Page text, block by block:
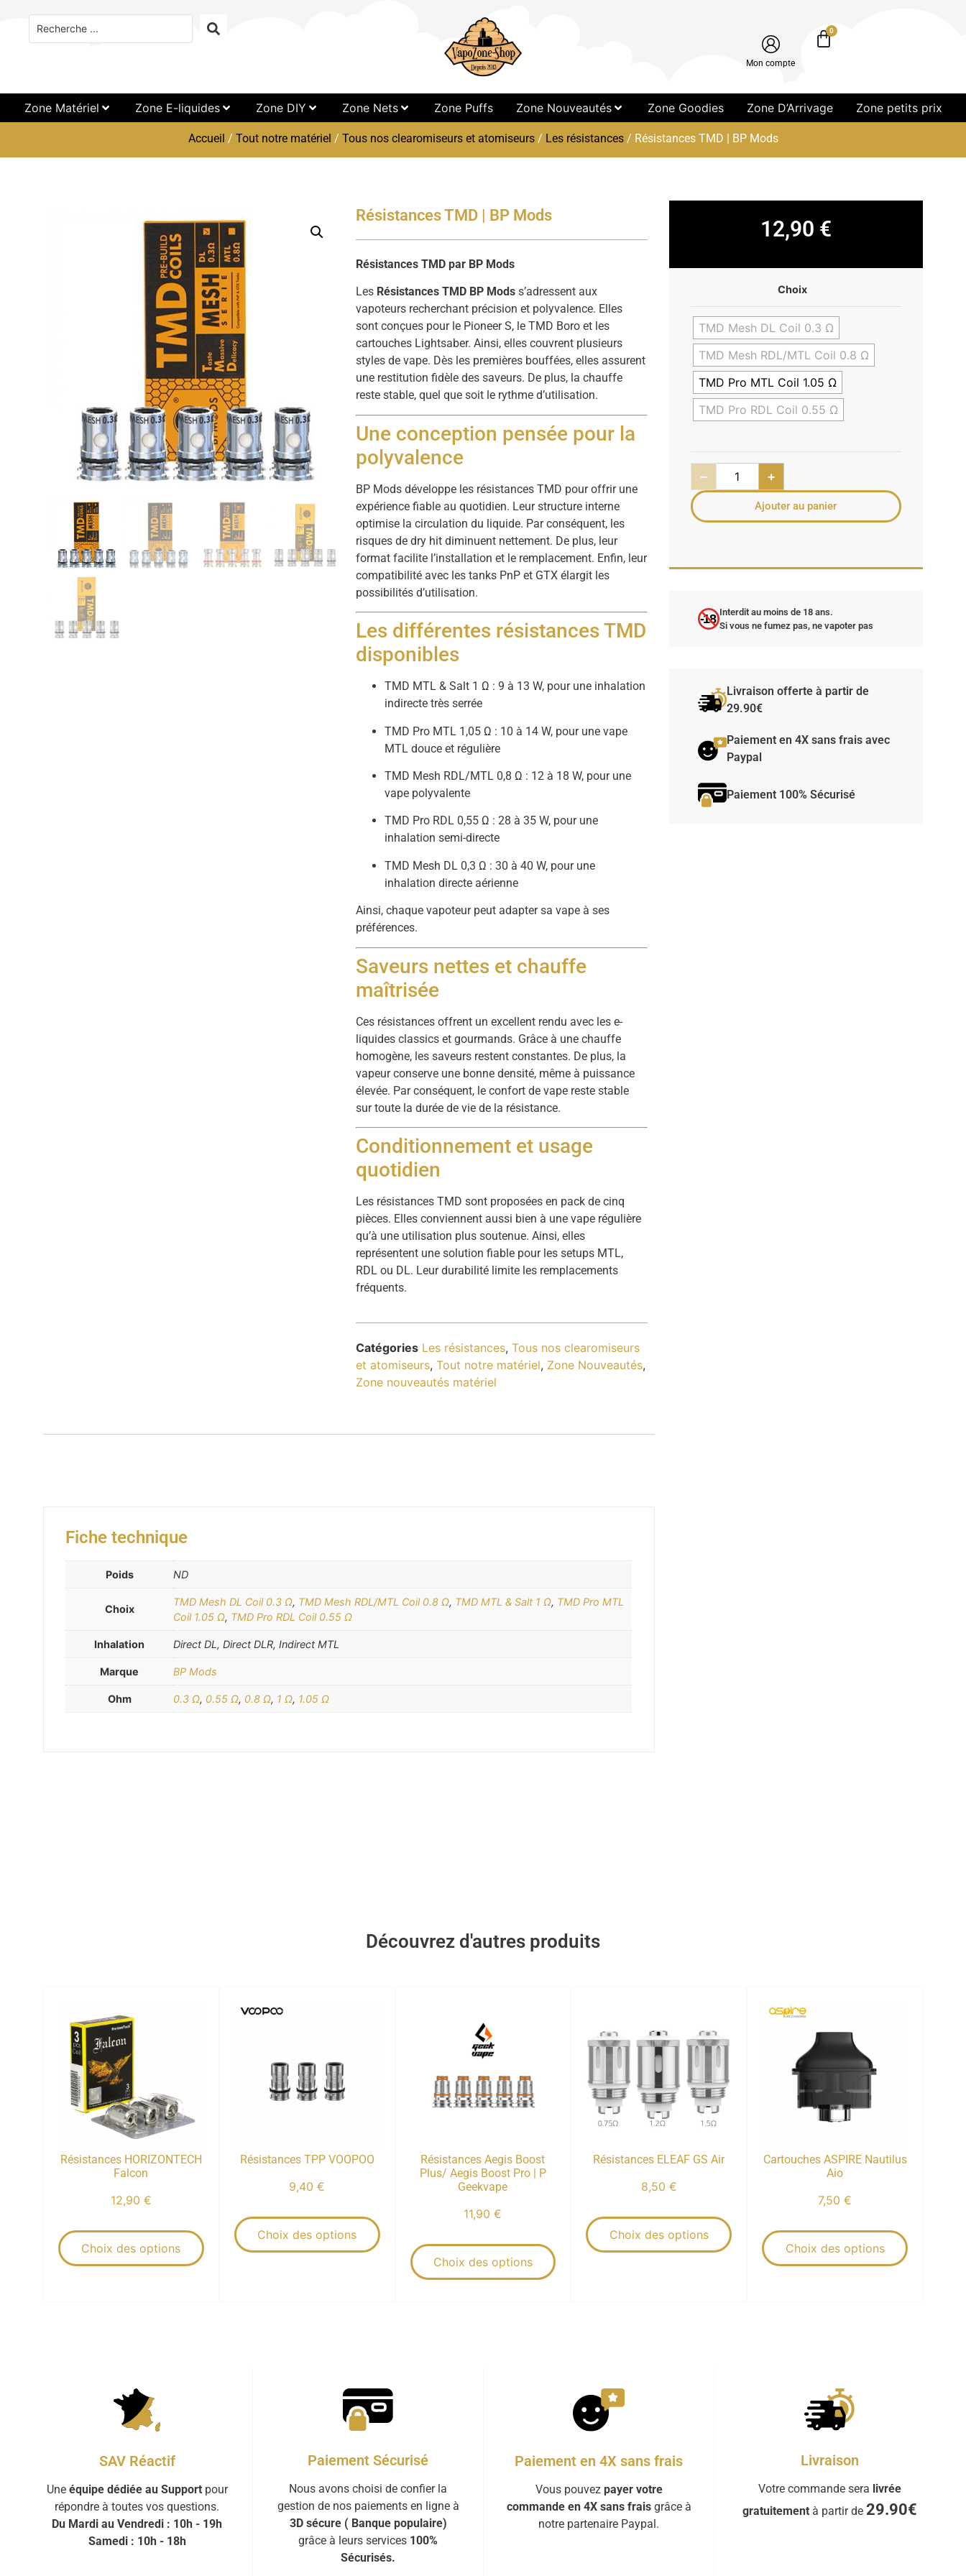
Mon compte
0
Zone Matériel Zone E-liquides Zone DIY Zone Nets Zone Puffs Zone Nouveautés Zone Goodies Zone D’Arrivage Zone petits prix
Accueil / Tout notre matériel / Tous nos clearomiseurs et atomiseurs/ Les résistances/ Résistances TMD | BP Mods
Résistances TMD | BP Mods
Résistances TMD par BP Mods
Les Résistances TMD BP Mods s’adressent aux
vapoteurs recherchant précision et polyvalence. Elles
sont conçues pour le Pioneer S, le TMD Boro et les
cartouches Lightsaber. Ainsi, elles couvrent plusieurs
styles de vape. Dès les premières bouffées, elles assurent
une restitution fidèle des saveurs. De plus, la chauffe
reste stable, quel que soit le rythme d’utilisation.
Une conception pensée pour la
polyvalence
BP Mods développe les résistances TMD pour offrir une
expérience fiable au quotidien. Leur structure interne
optimise la circulation du liquide. Par conséquent, les
risques de dry hit diminuent nettement. De plus, leur
format facilite l’installation et le remplacement. Enfin, leur
compatibilité avec les tanks PnP et GTX élargit les
possibilités d’utilisation.
Les différentes résistances TMD
disponibles
TMD MTL & Salt 1 Ω : 9 à 13 W, pour une inhalation
indirecte très serrée
TMD Pro MTL 1,05 Ω : 10 à 14 W, pour une vape
MTL douce et régulière
TMD Mesh RDL/MTL 0,8 Ω : 12 à 18 W, pour une
vape polyvalente
TMD Pro RDL 0,55 Ω : 28 à 35 W, pour une
inhalation semi-directe
TMD Mesh DL 0,3 Ω : 30 à 40 W, pour une
inhalation directe aérienne
Ainsi, chaque vapoteur peut adapter sa vape à ses
préférences.
Saveurs nettes et chauffe
maîtrisée
Ces résistances offrent un excellent rendu avec les e-
liquides classics et gourmands. Grâce à une chauffe
homogène, les saveurs restent constantes. De plus, la
vapeur conserve une bonne densité, même à puissance
élevée. Par conséquent, le confort de vape reste stable
sur toute la durée de vie de la résistance.
Conditionnement et usage
quotidien
Les résistances TMD sont proposées en pack de cinq
pièces. Elles conviennent aussi bien à une vape régulière
qu’à une utilisation plus soutenue. Ainsi, elles
représentent une solution fiable pour les setups MTL,
RDL ou DL. Leur durabilité limite les remplacements
fréquents.
Catégories Les résistances,Tous nos clearomiseurs
et atomiseurs,Tout notre matériel, Zone Nouveautés,
Zone nouveautés matériel
Fiche technique
Poids ND
Choix
TMD Mesh DL Coil 0.3 Ω, TMD Mesh RDL/MTL Coil 0.8 Ω, TMD MTL & Salt 1 Ω, TMD Pro MTL
Coil 1.05 Ω, TMD Pro RDL Coil 0.55 Ω
Inhalation Direct DL, Direct DLR, Indirect MTL
Marque BP Mods
Ohm 0.3 Ω, 0.55 Ω, 0.8 Ω, 1 Ω, 1.05 Ω
12,90 €
Choix
TMD Mesh DL Coil 0.3 Ω
TMD Mesh RDL/MTL Coil 0.8 Ω
TMD Pro MTL Coil 1.05 Ω
TMD Pro RDL Coil 0.55 Ω
− +
Ajouter au panier
-18 Interdit au moins de 18 ans.
Si vous ne fumez pas, ne vapoter pas
Livraison offerte à partir de
29.90€
Paiement en 4X sans frais avec
Paypal
Paiement 100% Sécurisé
Découvrez d'autres produits
Résistances HORIZONTECH
Falcon
12,90 €
Choix des options
Résistances TPP VOOPOO
9,40€
Choix des options
Résistances Aegis Boost
Plus/ Aegis Boost Pro | P
Geekvape
11,90€
Choix des options
Résistances ELEAF GS Air
8,50 €
Choix des options
Cartouches ASPIRE Nautilus
Aio
7,50€
Choix des options
SAV Réactif
Une équipe dédiée au Supportpour
répondre à toutes vos questions.
Du Mardi au Vendredi : 10h - 19h
Samedi : 10h - 18h
Paiement Sécurisé
Nous avons choisi de confier la
gestion de nos paiements en ligne à
3D sécure ( Banque populaire)
grâce à leurs services 100%
Sécurisés.
Paiement en 4X sans frais
Vous pouvez payer votre
commande en 4X sans fraisgrâce à
notre partenaire Paypal.
Livraison
Votre commande sera livrée
gratuitementà partir de 29.90€